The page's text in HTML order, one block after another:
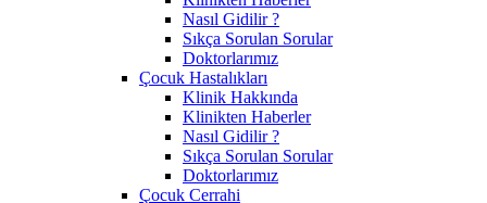
Nasıl Gidilir ?
Sıkça Sorulan Sorular
Doktorlarımız
Çocuk Hastalıkları
Klinik Hakkında
Klinikten Haberler
Nasıl Gidilir ?
Sıkça Sorulan Sorular
Doktorlarımız
Çocuk Cerrahi